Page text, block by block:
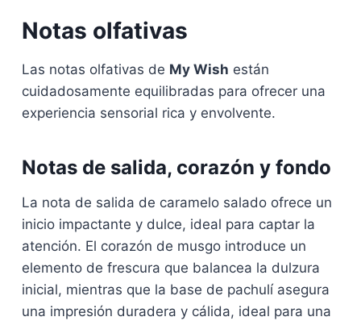
Notas olfativas
Las notas olfativas de My Wish están
cuidadosamente equilibradas para ofrecer una
experiencia sensorial rica y envolvente.
Notas de salida, corazón y fondo
La nota de salida de caramelo salado ofrece un
inicio impactante y dulce, ideal para captar la
atención. El corazón de musgo introduce un
elemento de frescura que balancea la dulzura
inicial, mientras que la base de pachulí asegura
una impresión duradera y cálida, ideal para una